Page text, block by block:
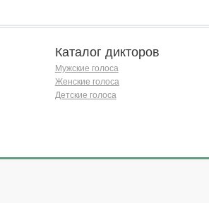
Каталог дикторов
Мужские голоса
Женские голоса
Детские голоса